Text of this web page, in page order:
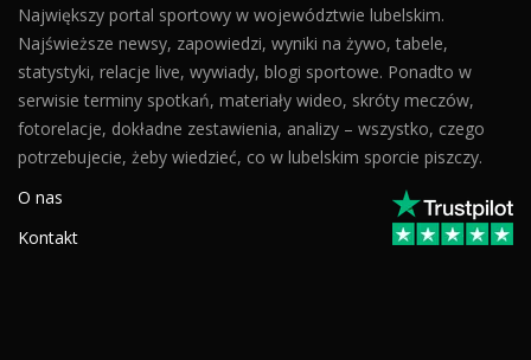
Największy portal sportowy w województwie lubelskim.
Najświeższe newsy, zapowiedzi, wyniki na żywo, tabele,
statystyki, relacje live, wywiady, blogi sportowe. Ponadto w
serwisie terminy spotkań, materiały wideo, skróty meczów,
fotorelacje, dokładne zestawienia, analizy – wszystko, czego
potrzebujecie, żeby wiedzieć, co w lubelskim sporcie piszczy.
O nas
Kontakt